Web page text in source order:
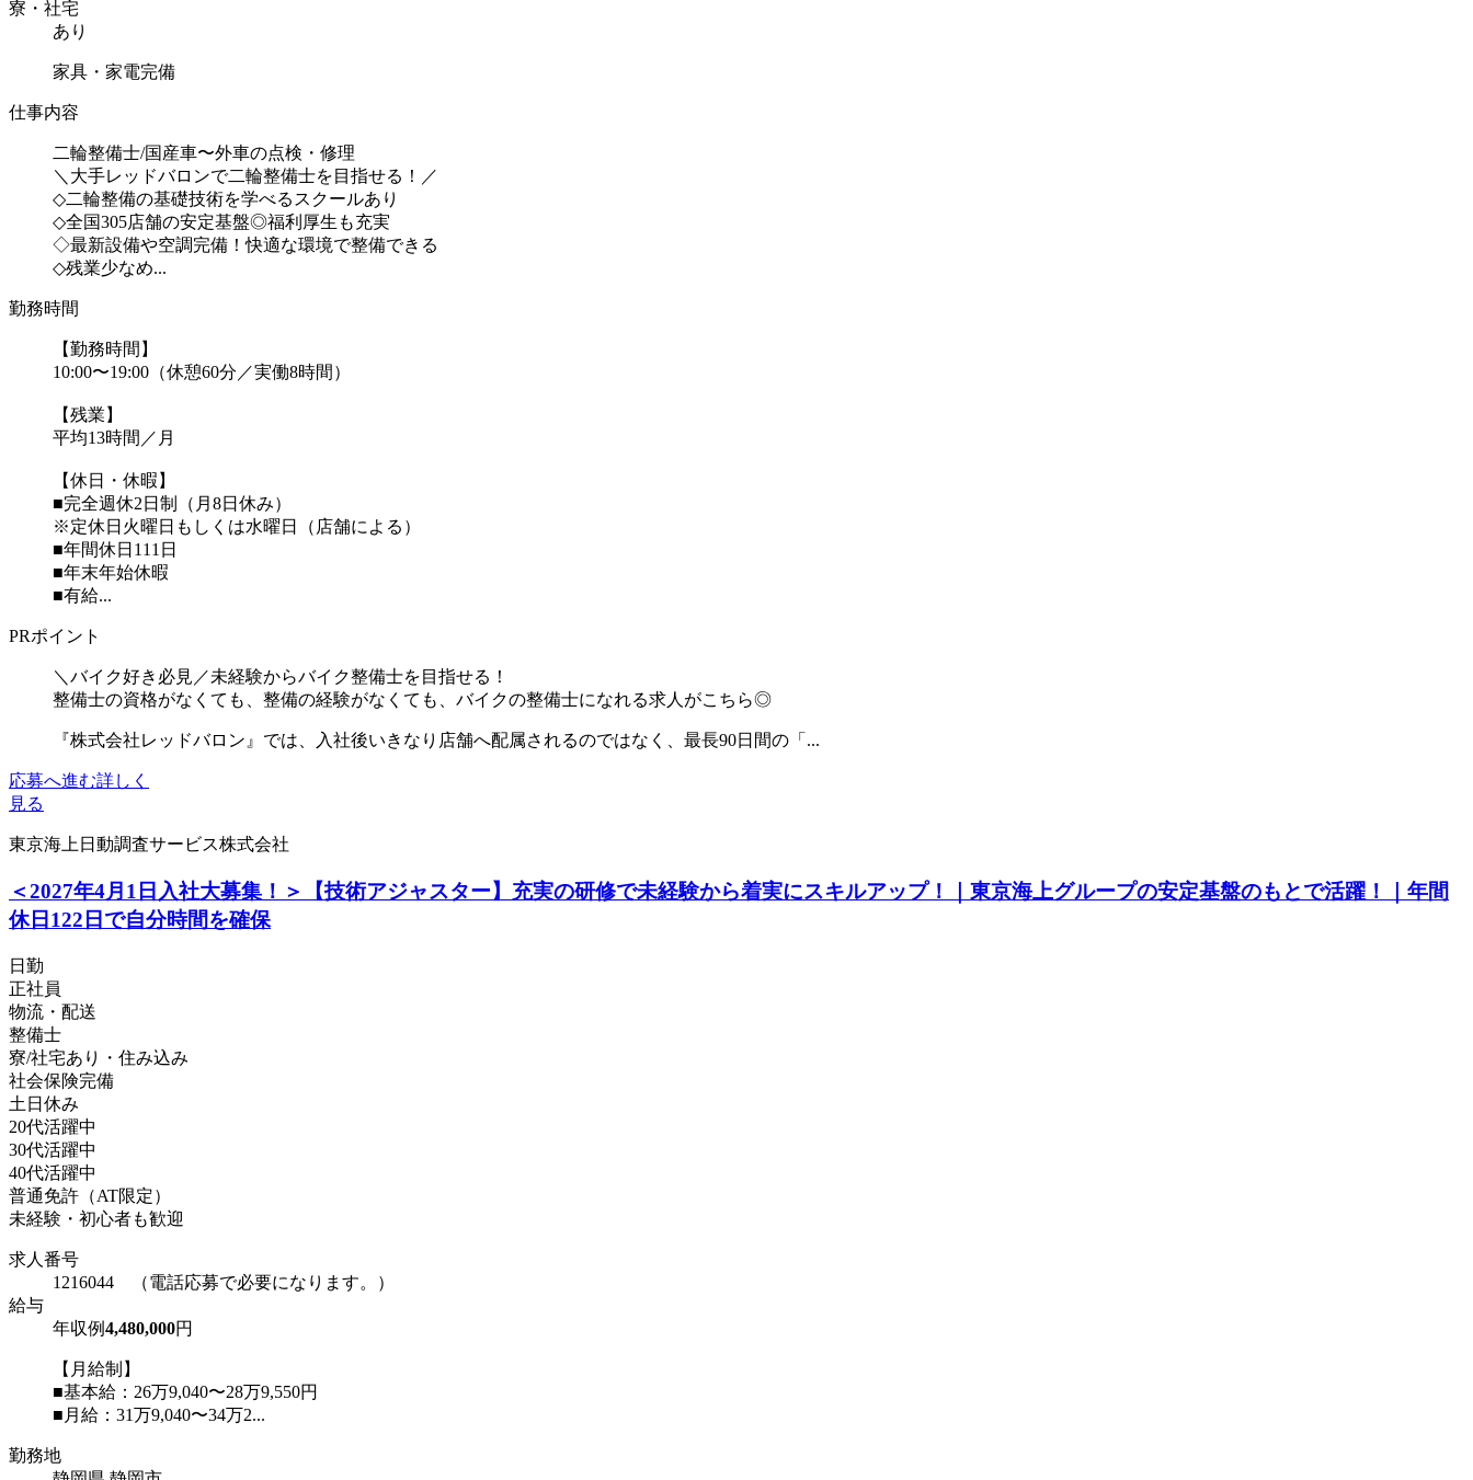
寮・社宅
あり
家具・家電完備
仕事内容
二輪整備士/国産車〜外車の点検・修理
＼大手レッドバロンで二輪整備士を目指せる！／
◇二輪整備の基礎技術を学べるスクールあり
◇全国305店舗の安定基盤◎福利厚生も充実
◇最新設備や空調完備！快適な環境で整備できる
◇残業少なめ...
勤務時間
【勤務時間】
10:00〜19:00（休憩60分／実働8時間）
【残業】
平均13時間／月
【休日・休暇】
■完全週休2日制（月8日休み）
※定休日火曜日もしくは水曜日（店舗による）
■年間休日111日
■年末年始休暇
■有給...
PRポイント
＼バイク好き必見／未経験からバイク整備士を目指せる！
整備士の資格がなくても、整備の経験がなくても、バイクの整備士になれる求人がこちら◎
『株式会社レッドバロン』では、入社後いきなり店舗へ配属されるのではなく、最長90日間の「...
応募へ進む詳しく
見る
東京海上日動調査サービス株式会社
＜2027年4月1日入社大募集！＞【技術アジャスター】充実の研修で未経験から着実にスキルアップ！｜東京海上グループの安定基盤のもとで活躍！｜年間
休日122日で自分時間を確保
日勤
正社員
物流・配送
整備士
寮/社宅あり・住み込み
社会保険完備
土日休み
20代活躍中
30代活躍中
40代活躍中
普通免許（AT限定）
未経験・初心者も歓迎
求人番号
1216044 （電話応募で必要になります。）
給与
年収例4,480,000円
【月給制】
■基本給：26万9,040〜28万9,550円
■月給：31万9,040〜34万2...
勤務地